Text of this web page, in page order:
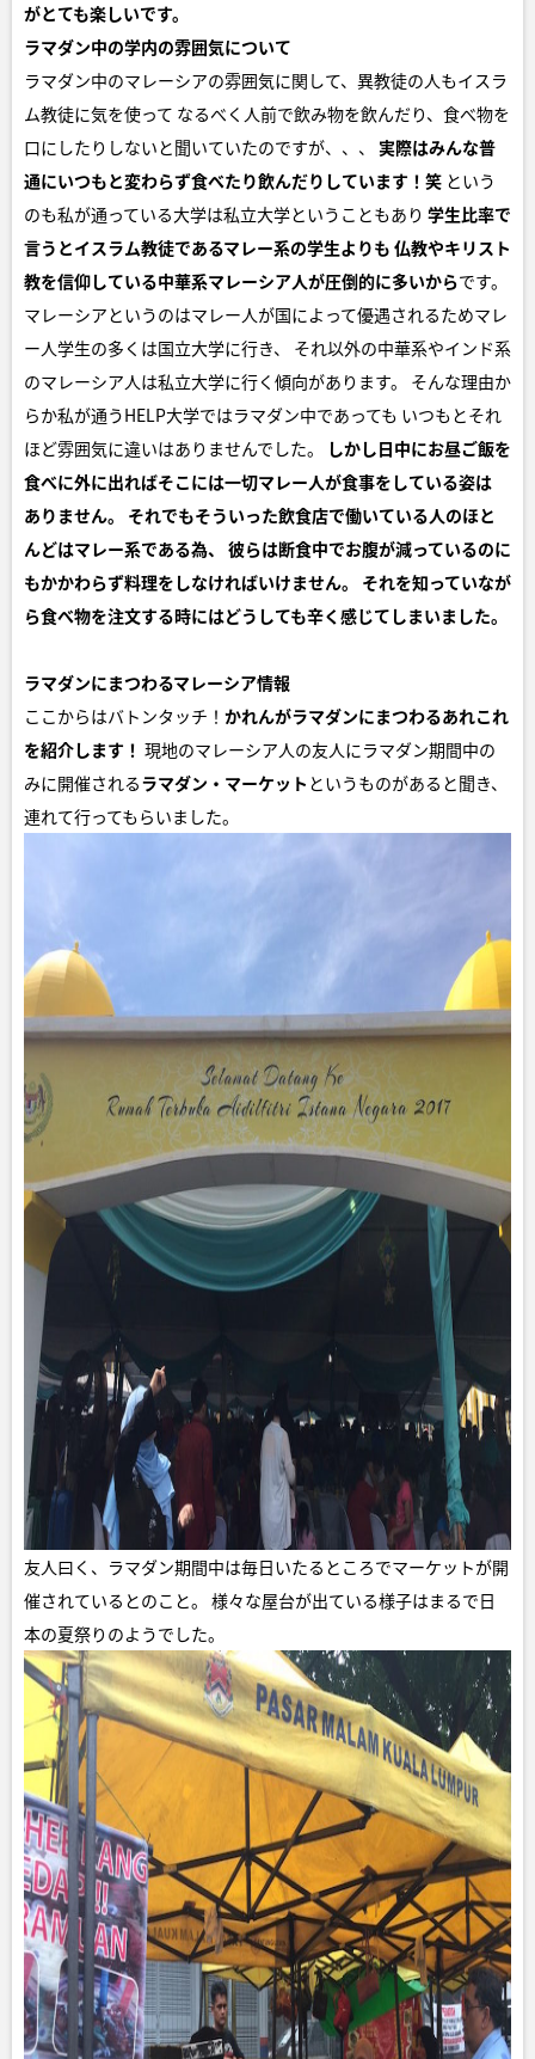
がとても楽しいです。
ラマダン中の学内の雰囲気について
ラマダン中のマレーシアの雰囲気に関して、異教徒の人もイスラ
ム教徒に気を使って なるべく人前で飲み物を飲んだり、食べ物を
口にしたりしないと聞いていたのですが、、、 実際はみんな普
通にいつもと変わらず食べたり飲んだりしています！笑 という
のも私が通っている大学は私立大学ということもあり 学生比率で
言うとイスラム教徒であるマレー系の学生よりも 仏教やキリスト
教を信仰している中華系マレーシア人が圧倒的に多いからです。
マレーシアというのはマレー人が国によって優遇されるためマレ
ー人学生の多くは国立大学に行き、 それ以外の中華系やインド系
のマレーシア人は私立大学に行く傾向があります。 そんな理由か
らか私が通うHELP大学ではラマダン中であっても いつもとそれ
ほど雰囲気に違いはありませんでした。
しかし日中にお昼ご飯を
食べに外に出ればそこには一切マレー人が食事をしている姿は
ありません。
それでもそういった飲食店で働いている人のほと
んどはマレー系である為、 彼らは断食中でお腹が減っているのに
もかかわらず料理をしなければいけません。
それを知っていなが
ら食べ物を注文する時にはどうしても辛く感じてしまいました。
ラマダンにまつわるマレーシア情報
ここからはバトンタッチ！ かれんがラマダンにまつわるあれこれ
を紹介します！ 現地のマレーシア人の友人にラマダン期間中の
みに開催されるラマダン・マーケット というものがあると聞き、
連れて行ってもらいました。
友人曰く、ラマダン期間中は毎日いたるところでマーケットが開
催されているとのこと。 様々な屋台が出ている様子はまるで日
本の夏祭りのようでした。